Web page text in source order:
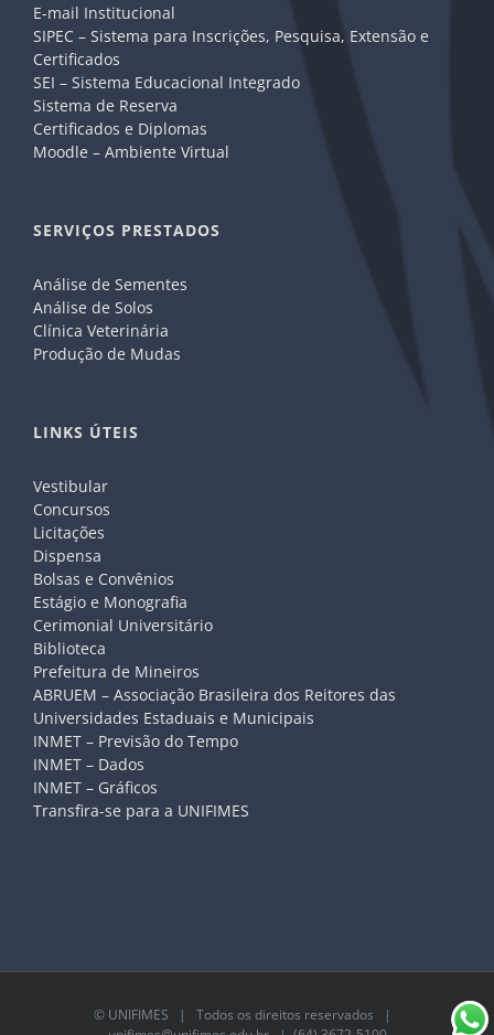
E-mail Institucional
SIPEC – Sistema para Inscrições, Pesquisa, Extensão e
Certificados
SEI – Sistema Educacional Integrado
Sistema de Reserva
Certificados e Diplomas
Moodle – Ambiente Virtual
SERVIÇOS PRESTADOS
Análise de Sementes
Análise de Solos
Clínica Veterinária
Produção de Mudas
LINKS ÚTEIS
Vestibular
Concursos
Licitações
Dispensa
Bolsas e Convênios
Estágio e Monografia
Cerimonial Universitário
Biblioteca
Prefeitura de Mineiros
ABRUEM – Associação Brasileira dos Reitores das
Universidades Estaduais e Municipais
INMET – Previsão do Tempo
INMET – Dados
INMET – Gráficos
Transfira-se para a UNIFIMES
© UNIFIMES | Todos os direitos reservados |